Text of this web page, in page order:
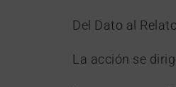
Del Dato al
La acción se